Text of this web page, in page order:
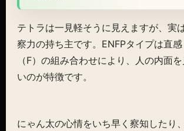
テトラは一見軽そうに見えますが、実
察力の持ち主です。ENFPタイプは直
（F）の組み合わせにより、人の内面
いのが特徴です。
にゃん太の心情をいち早く察知したり